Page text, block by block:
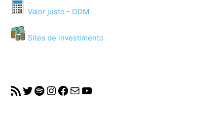
Valor justo - DDM
Sites de investimento
RSS FeedTwitter
Spotify
Instagram
Facebook
MailYouTube